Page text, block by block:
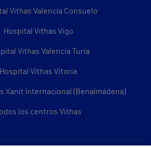
Vithas Valencia Consuelo
Hospital Vithas Vigo
Vithas Valencia Turia
Hospital Vithas Vitoria
Xanit Internacional (Benalmádena)
los centros Vithas